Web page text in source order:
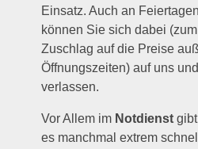
Einsatz. Auch an
können Sie sich dabei
Zuschlag auf die Preise
Öffnungszeiten) auf uns
verlassen.
Vor Allem im Notdienst
es manchmal extrem